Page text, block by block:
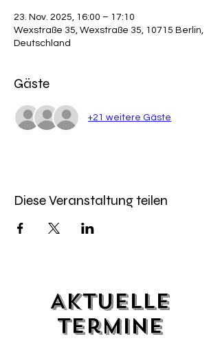
23. Nov. 2025, 16:00 – 17:10
Wexstraße 35, Wexstraße 35, 10715 Berlin,
Deutschland
Gäste
+21 weitere Gäste
Diese Veranstaltung teilen
Aktuelle
Termine